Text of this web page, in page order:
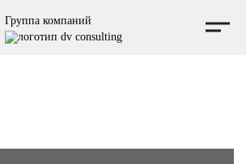
компания, не аффилированная с Фондом Сколково, и не
Группа компаний